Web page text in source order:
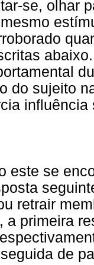
se, olhar
do sujeito
este se
retrair
a primeira
de